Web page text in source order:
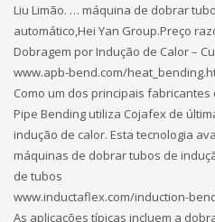
Liu Limão. … máquina de dobrar
automático,Hei Yan Group.Preço
Dobragem por Indução de Calor –
www.apb-bend.com/
Como um dos principais
Pipe Bending utiliza Cojafex de
indução de calor. Esta tecnologia
máquinas de dobrar tubos de
de tubos
www.inductaflex.com/induction-
As aplicações típicas incluem a